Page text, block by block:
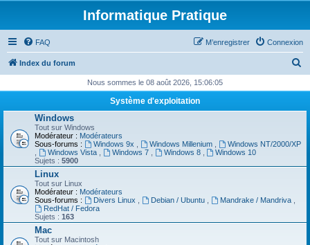
Informatique Pratique
FAQ Connexion
M’enregistrer
Index du forum
h
Nous sommes le 08 août 2026, 15:06:05
Système d'exploitation
Windows
Tout sur Windows
Modérateur : Modérateurs
Sous-forums :
Windows 9x Windows Millenium
Windows NT/2000/XP
Windows Vista Windows 7 Windows 8
Windows 10
Sujets : 5900
Linux
Tout sur Linux
Modérateur : Modérateurs
Sous-forums :
Divers Linux Debian / Ubuntu Mandrake / Mandriva
RedHat / Fedora
Sujets : 163
Mac
Tout sur Macintosh